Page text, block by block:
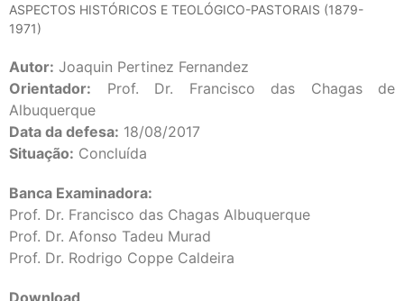
ASPECTOS HISTÓRICOS E TEOLÓGICO-PASTORAIS (1879-
1971)
Autor: Joaquin Pertinez Fernandez
Orientador: Prof. Dr. Francisco das Chagas de
Albuquerque
Data da defesa: 18/08/2017
Situação: Concluída
Banca Examinadora:
Prof. Dr. Francisco das Chagas Albuquerque
Prof. Dr. Afonso Tadeu Murad
Prof. Dr. Rodrigo Coppe Caldeira
Download